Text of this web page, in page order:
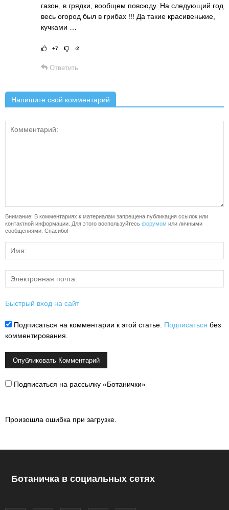
газон, в грядки, вообщем повсюду. На следующий год
весь огород был в грибах !!! Да такие красивенькие,
кучками …
Рейтинг статьи:
+7 -2
Ответить
Напишите свой комментарий
Внимание! В комментариях к материалам запрещена публикация ссылок или
контактной информации. Для этого воспользуйтесь форумом или личными
сообщениями. Спасибо!
Быстрый вход на сайт
Подписаться на комментарии к этой статье. Подписаться без
комментирования.
Подписаться на рассылку «Ботанички»
Произошла ошибка при загрузке.
Ботаничка в социальных сетях